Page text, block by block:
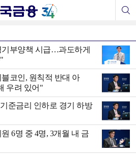
부양책 시급…과도하게
코인, 원칙적 반대 아
우려 있어"
준금리 인하로 경기 하방
6명 중 4명, 3개월 내 금